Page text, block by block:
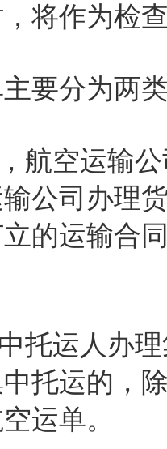
将作为检
要分为两
航空运输
公司办理
的运输合
托运人办
托运的，
运单。